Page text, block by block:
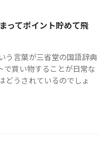
ってポイント貯めて飛
う言葉が三省堂の国語辞典
で買い物することが日常な
どうされているのでしょ